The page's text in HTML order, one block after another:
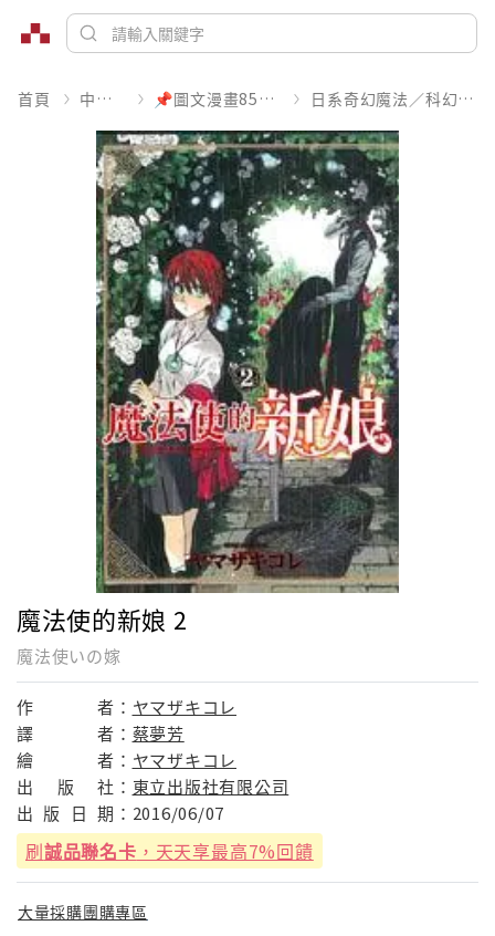
首頁 中文書 📌圖文漫畫85折起 日系奇幻魔法／科幻冒險
魔法使的新娘 2
魔法使いの嫁
作 者： ヤマザキコレ
譯
者： 蔡夢芳
繪
者： ヤマザキコレ
出
版 社： 東立出版社有限公司
出 版 日 期： 2016/06/07
刷誠品聯名卡 ，天天享最高7%回饋
大量採購團購專區